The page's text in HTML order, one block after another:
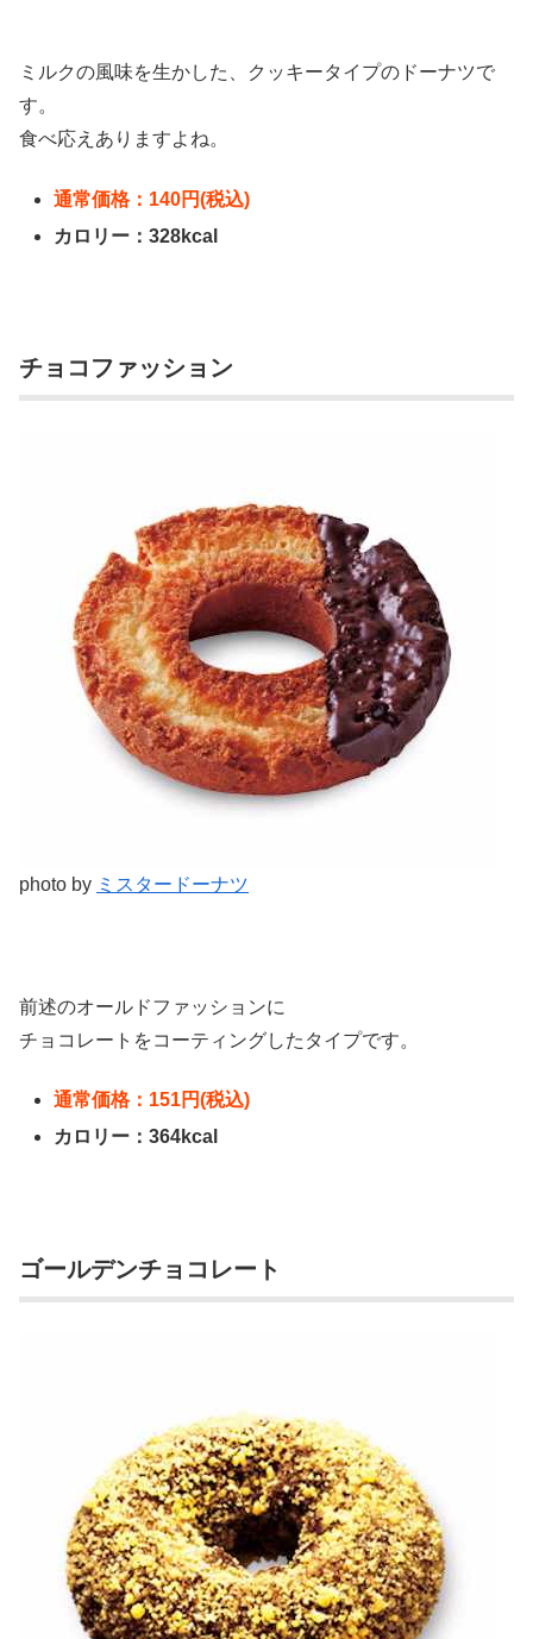
ミルクの風味を生かした、クッキータイプのドーナツで
す。
食べ応えありますよね。
通常価格：140円(税込)
カロリー：328kcal
チョコファッション
photo by ミスタードーナツ
前述のオールドファッションに
チョコレートをコーティングしたタイプです。
通常価格：151円(税込)
カロリー：364kcal
ゴールデンチョコレート